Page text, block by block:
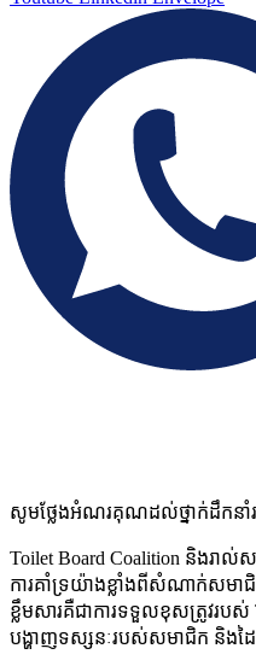
សូមថ្លែងអំណរគុណដល់ថ្នាក់ដឹកន
Toilet Board Coalition និងរាល់
ការគាំទ្រយ៉ាងខ្លាំងពីសំណាក់សមា
ខ្លឹមសារគឺជាការទទួលខុសត្រូវរប
បង្ហាញទស្សនៈរបស់សមាជិក និង